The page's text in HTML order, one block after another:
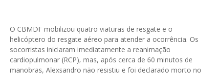
O CBMDF mobilizou quatro viaturas de resgate e o
helicóptero do resgate aéreo para atender a ocorrência. Os
socorristas iniciaram imediatamente a reanimação
cardiopulmonar (RCP), mas, após cerca de 60 minutos de
manobras, Alexsandro não resistiu e foi declarado morto no